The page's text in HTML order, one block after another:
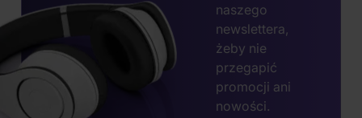
naszego
newslettera,
żeby nie
przegapić
promocji ani
nowości.